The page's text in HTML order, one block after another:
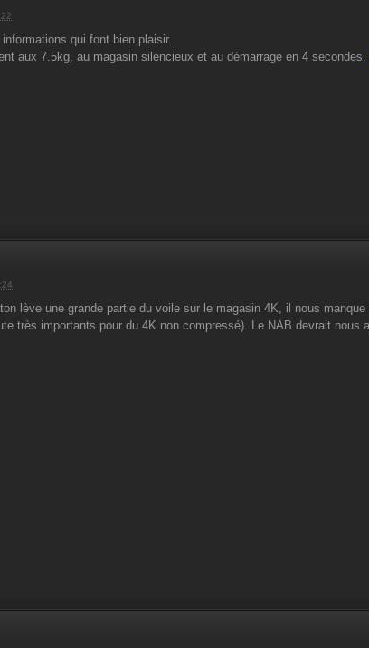
qui font bien plaisir.
aux 7.5kg, au magasin silencieux et au démarrage en 4 secondes.
lève une grande partie du voile sur le magasin 4K, il nous
très importants pour du 4K non compressé). Le NAB devrait nous